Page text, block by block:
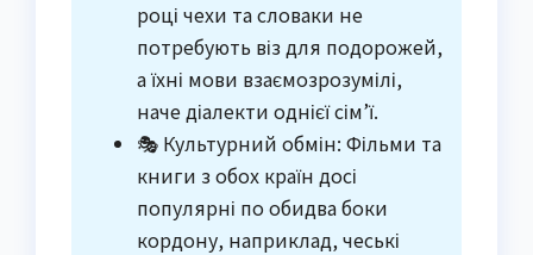
році чехи та словаки не
потребують віз для подорожей,
а їхні мови взаємозрозумілі,
наче діалекти однієї сім’ї.
🎭 Культурний обмін: Фільми та
книги з обох країн досі
популярні по обидва боки
кордону, наприклад, чеські